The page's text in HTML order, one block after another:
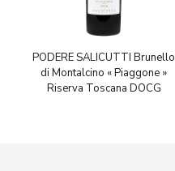
PODERE SALICUTTI Brunello
di Montalcino « Piaggone »
Riserva Toscana DOCG